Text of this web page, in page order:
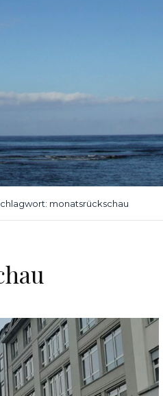
monatsrückschau